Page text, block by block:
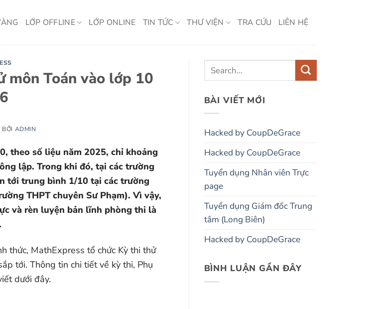
LỚP OFFLINE LỚP ONLINE TIN TỨC THƯ VIỆN TRA CỨU LIÊN HỆ
môn Toán vào lớp 10
BỞI ADMIN
theo số liệu năm 2025, chỉ khoảng
lập. Trong khi đó, tại các trường
tới trung bình 1/10 tại các trường
THPT chuyên Sư Phạm). Vì vậy,
và rèn luyện bản lĩnh phòng thi là
thức, MathExpress tổ chức Kỳ thi thử
tới. Thông tin chi tiết về kỳ thi, Phụ
dưới đây.
BÀI VIẾT MỚI
Hacked by CoupDeGrace
Hacked by CoupDeGrace
Tuyển dụng Nhân viên Trực
page
Tuyển dụng Giám đốc Trung
tâm (Long Biên)
Hacked by CoupDeGrace
BÌNH LUẬN GẦN ĐÂY